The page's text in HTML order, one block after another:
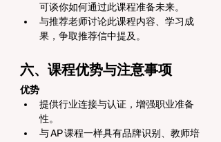
可谈你如何通过此课程准备未来。
与推荐老师讨论此课程内容、学习成
果，争取推荐信中提及。
六、课程优势与注意事项
优势
提供行业连接与认证，增强职业准备
性。
与 AP 课程一样具有品牌识别、教师培